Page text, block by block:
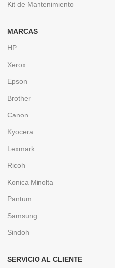
Kit de Mantenimiento
MARCAS
HP
Xerox
Epson
Brother
Canon
Kyocera
Lexmark
Ricoh
Konica Minolta
Pantum
Samsung
Sindoh
SERVICIO AL CLIENTE